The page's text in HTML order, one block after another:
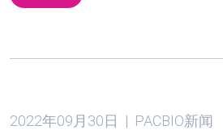
2022年09月30日 | PACBIO新闻